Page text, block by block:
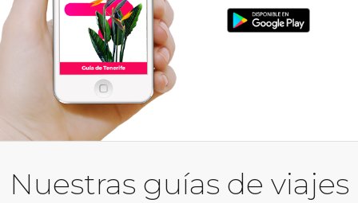
Nuestras guías de viajes